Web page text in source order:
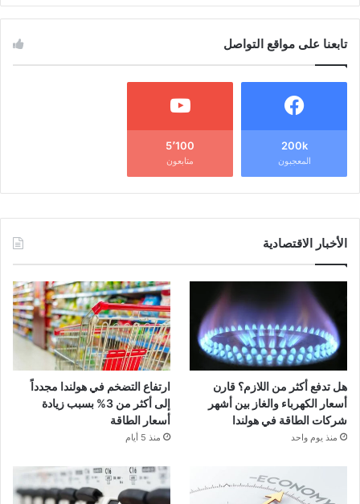
تابعنا على مواقع التواصل
200k
المعجبون
5٬100
متابعون
الأخبار الاقتصادية
هل تدفع أكثر من اللازم؟ قارن
أسعار الكهرباء والغاز بين أشهر
شركات الطاقة في هولندا
منذ يوم واحد
ارتفاع التضخم في هولندا مجدداً
إلى أكثر من 3% بسبب زيادة
أسعار الطاقة
منذ 5 أيام